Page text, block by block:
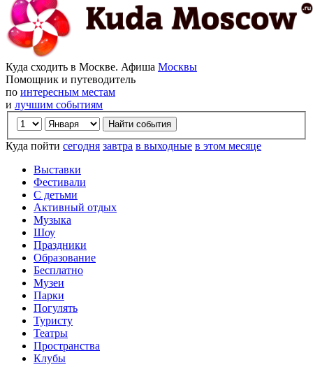
Куда сходить в Москве. Афиша Москвы
Помощник и путеводитель
по интересным местам
и лучшим событиям
Куда пойти сегодня завтра в выходные в этом месяце
Выставки
Фестивали
С детьми
Активный отдых
Музыка
Шоу
Праздники
Образование
Бесплатно
Музеи
Парки
Погулять
Туристу
Театры
Пространства
Клубы